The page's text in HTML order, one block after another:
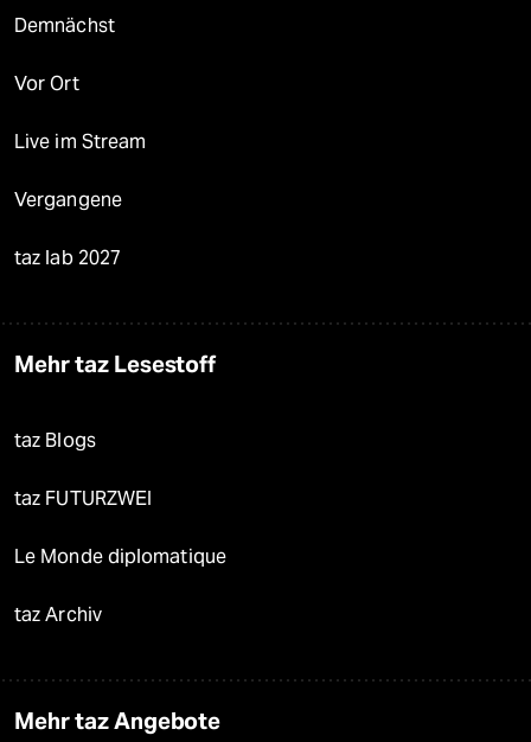
Demnächst
Vor Ort
Live im Stream
Vergangene
taz lab 2027
Mehr taz Lesestoff
taz Blogs
taz FUTURZWEI
Le Monde diplomatique
taz Archiv
Mehr taz Angebote